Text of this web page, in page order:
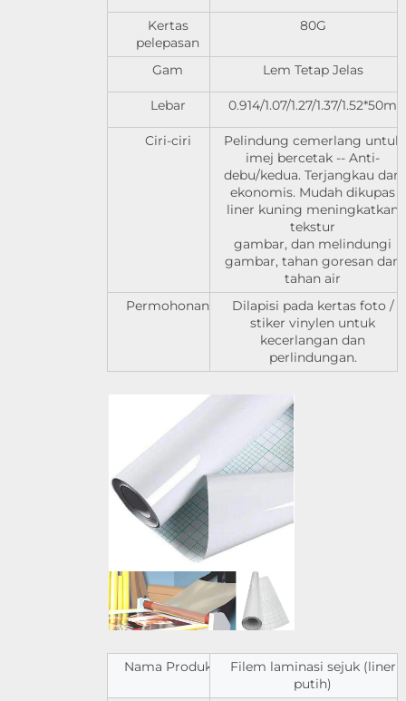
Kertas
pelepasan
80G
Gam Lem Tetap Jelas
Lebar 0.914/1.07/1.27/1.37/1.52*50m
Ciri-ciri
Pelindung cemerlang untuk
imej bercetak -- Anti-
debu/kedua. Terjangkau dan
ekonomis. Mudah dikupas
liner kuning meningkatkan
tekstur
gambar, dan melindungi
gambar, tahan goresan dan
tahan air
Permohonan
Dilapisi pada kertas foto /
stiker vinylen untuk
kecerlangan dan
perlindungan.
Nama Produk
Filem laminasi sejuk (liner
putih)